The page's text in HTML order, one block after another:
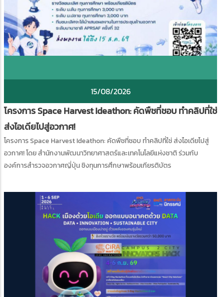
15/08/2026
โครงการ Space Harvest Ideathon: คัดพืชที่ชอบ ทำคลิปที่ใช่
ส่งไอเดียไปสู่อวกาศ!
โครงการ Space Harvest Ideathon: คัดพืชที่ชอบ ทำคลิปที่ใช่ ส่งไอเดียไปสู่
อวกาศ! โดย สำนักงานพัฒนาวิทยาศาสตร์และเทคโนโลยีแห่งชาติ ร่วมกับ
องค์การสำรวจอวกาศญี่ปุ่น ชิงทุนการศึกษาพร้อมเกียรติบัตร